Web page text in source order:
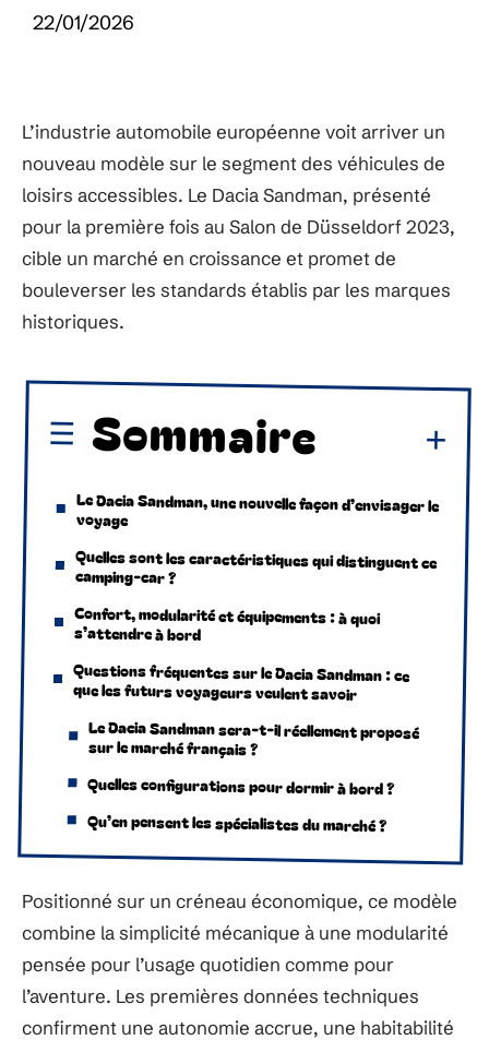
22/01/2026
L’industrie automobile européenne voit arriver un
nouveau modèle sur le segment des véhicules de
loisirs accessibles. Le Dacia Sandman, présenté
pour la première fois au Salon de Düsseldorf 2023,
cible un marché en croissance et promet de
bouleverser les standards établis par les marques
historiques.
Sommaire
Le Dacia Sandman, une nouvelle façon d’envisager le
voyage
Quelles sont les caractéristiques qui distinguent ce
camping-car ?
Confort, modularité et équipements : à quoi
s’attendre à bord
Questions fréquentes sur le Dacia Sandman : ce
que les futurs voyageurs veulent savoir
Le Dacia Sandman sera-t-il réellement proposé
sur le marché français ?
Quelles configurations pour dormir à bord ?
Qu’en pensent les spécialistes du marché ?
Positionné sur un créneau économique, ce modèle
combine la simplicité mécanique à une modularité
pensée pour l’usage quotidien comme pour
l’aventure. Les premières données techniques
confirment une autonomie accrue, une habitabilité